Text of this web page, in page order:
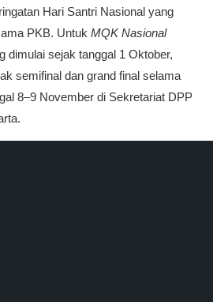
Hari Santri Nasional yang
PKB. Untuk MQK Nasional
dimulai sejak tanggal 1 Oktober,
semifinal dan grand final selama
8–9 November di Sekretariat DPP